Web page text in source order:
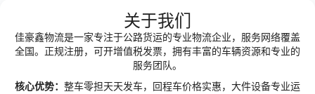
关于我们
佳豪鑫物流是一家专注于公路货运的专业物流企业，服务网络覆盖
全国。正规注册，可开增值税发票，拥有丰富的车辆资源和专业的
服务团队。
核心优势： 整车零担天天发车，回程车价格实惠，大件设备专业运